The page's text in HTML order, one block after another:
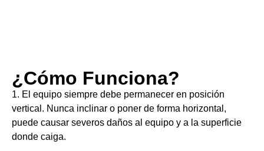
¿Cómo Funciona?
1. El equipo siempre debe permanecer en posición
vertical. Nunca inclinar o poner de forma horizontal,
puede causar severos daños al equipo y a la superficie
donde caiga.